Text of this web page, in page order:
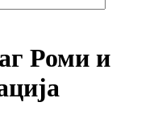
Роми и